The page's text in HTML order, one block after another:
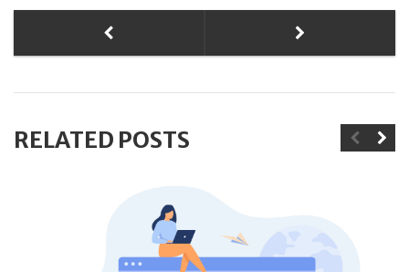
RELATED POSTS